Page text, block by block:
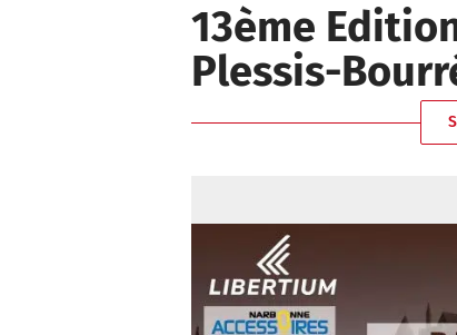
13ème
Plessis-